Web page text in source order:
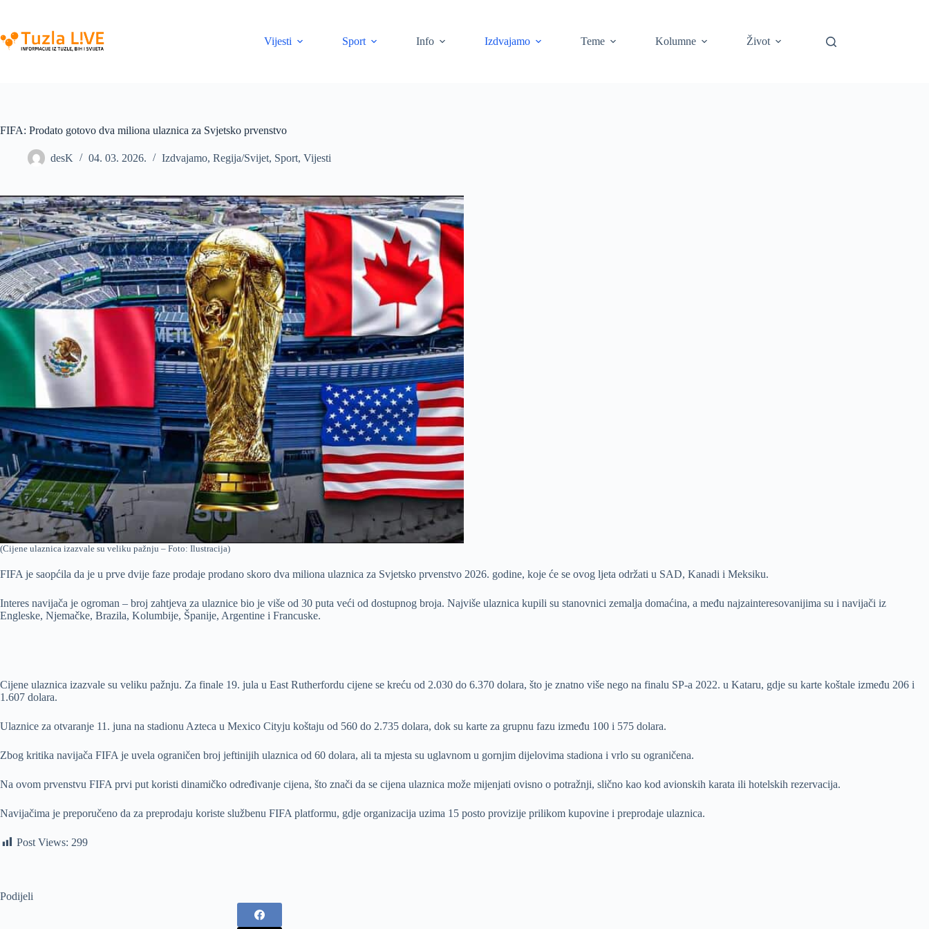
content
Vijesti
Sport Info Izdvajamo Teme Kolumne Život
FIFA: Prodato gotovo dva miliona ulaznica za Svjetsko prvenstvo
desK 04. 03. 2026. Izdvajamo, Regija/Svijet, Sport, Vijesti
(Cijene ulaznica izazvale su veliku pažnju – Foto: Ilustracija)
FIFA je saopćila da je u prve dvije faze prodaje prodano skoro dva miliona ulaznica za Svjetsko prvenstvo 2026. godine, koje će se ovog ljeta održati u SAD, Kanadi i Meksiku.
Interes navijača je ogroman – broj zahtjeva za ulaznice bio je više od 30 puta veći od dostupnog broja. Najviše ulaznica kupili su stanovnici zemalja domaćina, a među najzainteresovanijima su i navijači iz
Engleske, Njemačke, Brazila, Kolumbije, Španije, Argentine i Francuske.
Cijene ulaznica izazvale su veliku pažnju. Za finale 19. jula u East Rutherfordu cijene se kreću od 2.030 do 6.370 dolara, što je znatno više nego na finalu SP-a 2022. u Kataru, gdje su karte koštale između 206 i
1.607 dolara.
Ulaznice za otvaranje 11. juna na stadionu Azteca u Mexico Cityju koštaju od 560 do 2.735 dolara, dok su karte za grupnu fazu između 100 i 575 dolara.
Zbog kritika navijača FIFA je uvela ograničen broj jeftinijih ulaznica od 60 dolara, ali ta mjesta su uglavnom u gornjim dijelovima stadiona i vrlo su ograničena.
Na ovom prvenstvu FIFA prvi put koristi dinamičko određivanje cijena, što znači da se cijena ulaznica može mijenjati ovisno o potražnji, slično kao kod avionskih karata ili hotelskih rezervacija.
Navijačima je preporučeno da za preprodaju koriste službenu FIFA platformu, gdje organizacija uzima 15 posto provizije prilikom kupovine i preprodaje ulaznica.
Post Views: 299
Podijeli